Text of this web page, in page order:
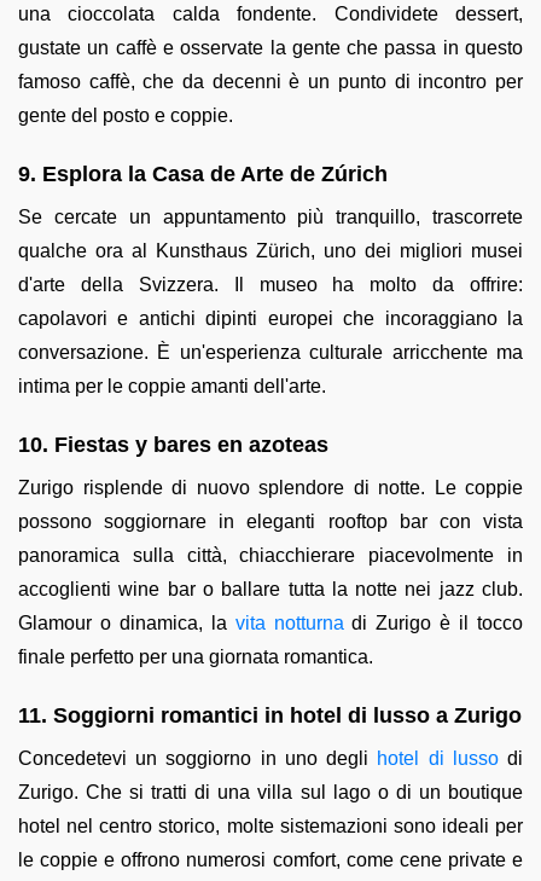
una cioccolata calda fondente. Condividete dessert,
gustate un caffè e osservate la gente che passa in questo
famoso caffè, che da decenni è un punto di incontro per
gente del posto e coppie.
9. Esplora la Casa de Arte de Zúrich
Se cercate un appuntamento più tranquillo, trascorrete
qualche ora al Kunsthaus Zürich, uno dei migliori musei
d'arte della Svizzera. Il museo ha molto da offrire:
capolavori e antichi dipinti europei che incoraggiano la
conversazione. È un'esperienza culturale arricchente ma
intima per le coppie amanti dell'arte.
10. Fiestas y bares en azoteas
Zurigo risplende di nuovo splendore di notte. Le coppie
possono soggiornare in eleganti rooftop bar con vista
panoramica sulla città, chiacchierare piacevolmente in
accoglienti wine bar o ballare tutta la notte nei jazz club.
Glamour o dinamica, la vita notturna di Zurigo è il tocco
finale perfetto per una giornata romantica.
11. Soggiorni romantici in hotel di lusso a Zurigo
Concedetevi un soggiorno in uno degli hotel di lussodi
Zurigo. Che si tratti di una villa sul lago o di un boutique
hotel nel centro storico, molte sistemazioni sono ideali per
le coppie e offrono numerosi comfort, come cene private e